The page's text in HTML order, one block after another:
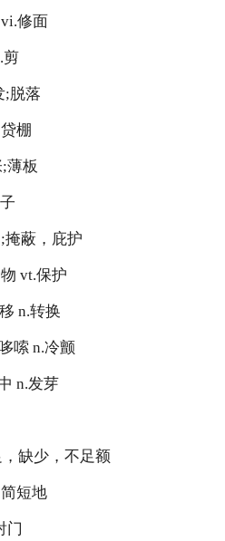
修面
剪
;脱落
棚
薄板
掩蔽，庇护
vt.保护
n.转换
嗦 n.冷颤
n.发芽
，缺少，不足额
短地
门